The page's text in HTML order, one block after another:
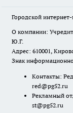
Городской
О компании:
Ю.Г.
Адрес: 610001,
Знак
Контакты:
red@pg52.ru
Рекламный
st@pg52.ru